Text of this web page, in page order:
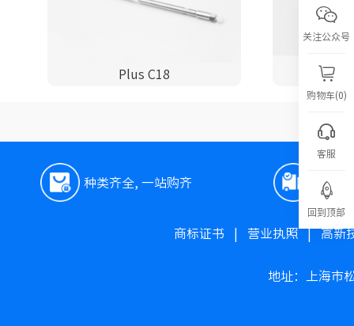
Plus C18
种类齐全, 一站购齐 极速
商标证书 营业执照| 高新
地址：上海市
关注公众号
购物车(0)
客服
回到顶部